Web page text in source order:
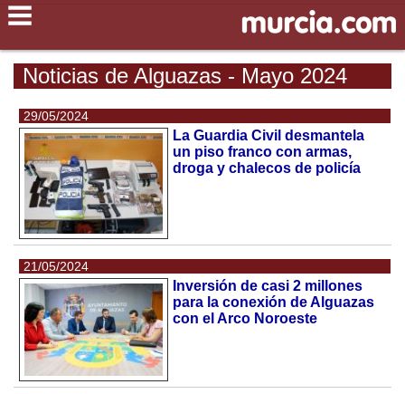
Noticias de Alguazas - Mayo 2024
29/05/2024
La Guardia Civil desmantela
un piso franco con armas,
droga y chalecos de policía
21/05/2024
Inversión de casi 2 millones
para la conexión de Alguazas
con el Arco Noroeste